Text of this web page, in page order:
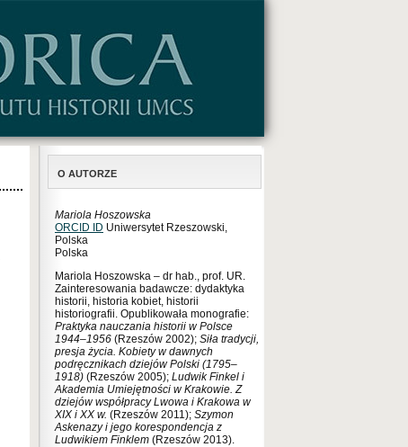
O AUTORZE
Mariola Hoszowska
ORCID ID Uniwersytet Rzeszowski,
Polska
Polska
Mariola Hoszowska – dr hab., prof. UR.
Zainteresowania badawcze: dydaktyka
historii, historia kobiet, historii
historiografii. Opublikowała monografie:
Praktyka nauczania historii w Polsce
1944–1956 (Rzeszów 2002); Siła tradycji,
presja życia. Kobiety w dawnych
podręcznikach dziejów Polski (1795–
1918) (Rzeszów 2005); Ludwik Finkel i
Akademia Umiejętności w Krakowie. Z
dziejów współpracy Lwowa i Krakowa w
XIX i XX w. (Rzeszów 2011); Szymon
Askenazy i jego korespondencja z
Ludwikiem Finklem (Rzeszów 2013).